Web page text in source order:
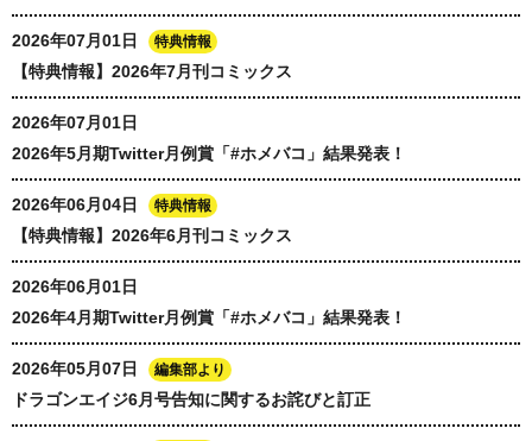
2026年07月01日 特典情報
【特典情報】2026年7月刊コミックス
2026年07月01日
2026年5月期Twitter月例賞「#ホメバコ」結果発表！
2026年06月04日 特典情報
【特典情報】2026年6月刊コミックス
2026年06月01日
2026年4月期Twitter月例賞「#ホメバコ」結果発表！
2026年05月07日 編集部より
ドラゴンエイジ6月号告知に関するお詫びと訂正